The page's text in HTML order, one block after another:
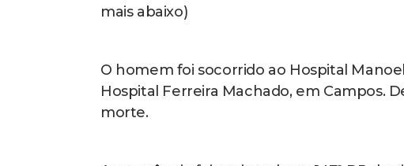
mais abaixo)
O homem foi socorrido ao Hospital
Hospital Ferreira Machado, em Campos.
morte.